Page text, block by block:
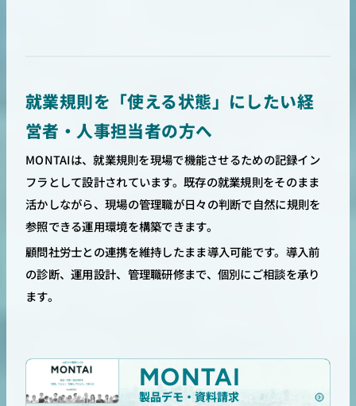
就業規則を「使える状態」にしたい経
営者・人事担当者の方へ
MONTAIは、就業規則を現場で機能させるための記録イン
フラとして設計されています。既存の就業規則をそのまま
活かしながら、現場の管理職が日々の判断で自然に規則を
参照できる運用環境を構築できます。
顧問社労士との連携を維持したまま導入可能です。導入前
の診断、運用設計、管理職研修まで、個別にご相談を承り
ます。
MONTAI
製品デモ・資料請求